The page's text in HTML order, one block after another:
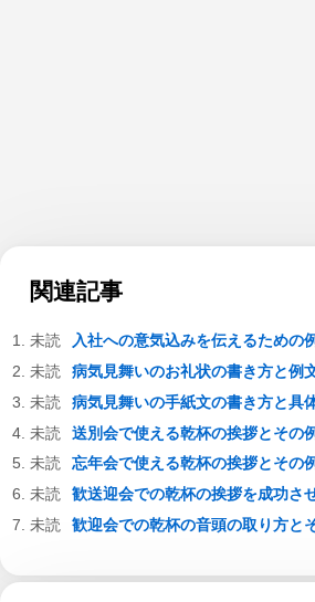
関連記事
入社への意気込みを伝えるための
病気見舞いのお礼状の書き方と例
病気見舞いの手紙文の書き方と具
送別会で使える乾杯の挨拶とその
忘年会で使える乾杯の挨拶とその
歓送迎会での乾杯の挨拶を成功さ
歓迎会での乾杯の音頭の取り方と